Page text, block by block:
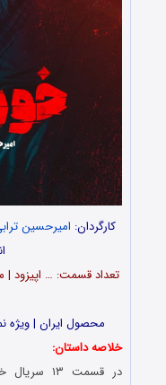
کارگردان: امیرحسین
محصول ایران | ویژه
خلاصه داستان:
در قسمت